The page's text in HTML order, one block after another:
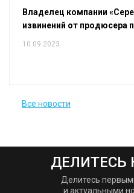
Владелец компании
извинений от продюсера
10.09.2023
Все новости
ДЕЛИТЕСЬ
Делитесь
и актуальными